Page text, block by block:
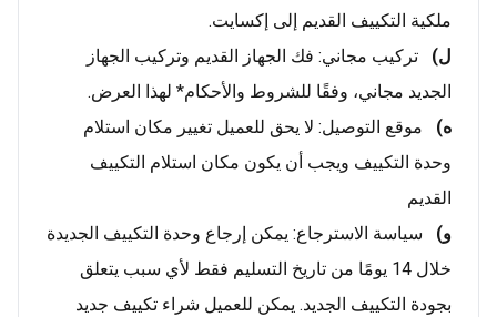
ملكية التكييف القديم إلى إكسايت.
ل)
تركيب مجاني: فك الجهاز القديم وتركيب الجهاز
الجديد مجاني، وفقًا للشروط والأحكام* لهذا العرض.
ه)
موقع التوصيل: لا يحق للعميل تغيير مكان استلام
وحدة التكييف ويجب أن يكون مكان استلام التكييف
القديم
و)
سياسة الاسترجاع: يمكن إرجاع وحدة التكييف الجديدة
خلال 14 يومًا من تاريخ التسليم فقط لأي سبب يتعلق
بجودة التكييف الجديد. يمكن للعميل شراء تكييف جديد